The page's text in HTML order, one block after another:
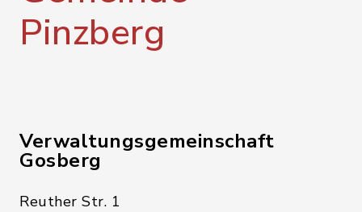
Pinzberg
Verwaltungsgemeinschaft
Gosberg
Reuther Str. 1